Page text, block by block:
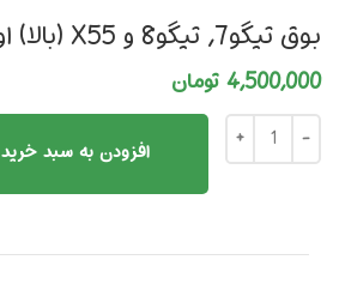
بوق تیگو7, تیگو8 و X55 (بالا) اورجینال
4,500,000 تومان
افزودن به سبد خرید